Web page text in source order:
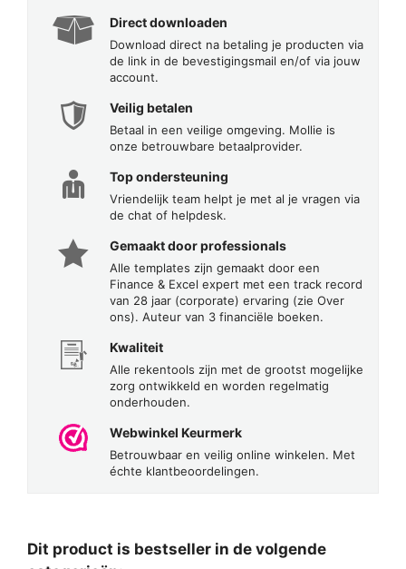
Direct downloaden
Download direct na betaling je producten via
de link in de bevestigingsmail en/of via jouw
account.
Veilig betalen
Betaal in een veilige omgeving. Mollie is
onze betrouwbare betaalprovider.
Top ondersteuning
Vriendelijk team helpt je met al je vragen via
de chat of helpdesk.
Gemaakt door professionals
Alle templates zijn gemaakt door een
Finance & Excel expert met een track record
van 28 jaar (corporate) ervaring (zie Over
ons). Auteur van 3 financiële boeken.
Kwaliteit
Alle rekentools zijn met de grootst mogelijke
zorg ontwikkeld en worden regelmatig
onderhouden.
Webwinkel Keurmerk
Betrouwbaar en veilig online winkelen. Met
échte klantbeoordelingen.
Dit product is bestseller in de volgende